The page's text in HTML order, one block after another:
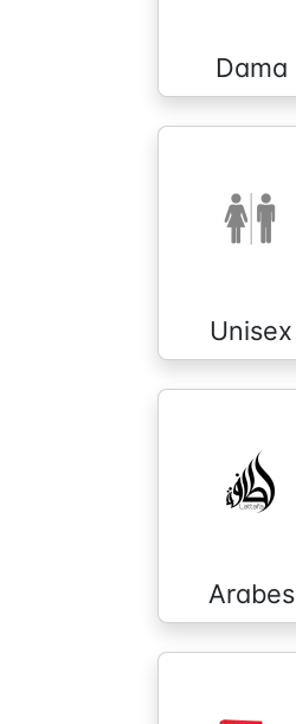
Dama
Unisex
Arabes